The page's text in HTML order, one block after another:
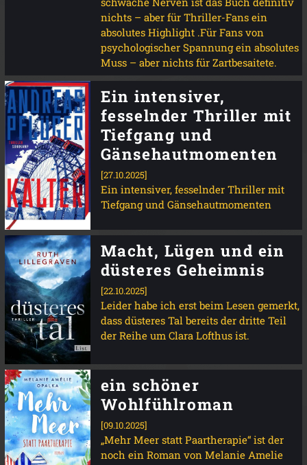
nichts – aber für Thriller-Fans ein
absolutes Highlight .Für Fans von
psychologischer Spannung ein absolutes
Muss – aber nichts für Zartbesaitete.
Ein intensiver,
fesselnder Thriller mit
Tiefgang und
Gänsehautmomenten
[27.10.2025]
Ein intensiver, fesselnder Thriller mit
Tiefgang und Gänsehautmomenten
Macht, Lügen und ein
düsteres Geheimnis
[22.10.2025]
Leider habe ich erst beim Lesen gemerkt,
dass düsteres Tal bereits der dritte Teil
der Reihe um Clara Lofthus ist.
ein schöner
Wohlfühlroman
[09.10.2025]
„Mehr Meer statt Paartherapie“ ist der
noch ein Roman von Melanie Amelie